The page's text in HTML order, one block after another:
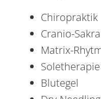
Chiropraktik
Cranio-
Matrix-
Soletherapie
Blutegel